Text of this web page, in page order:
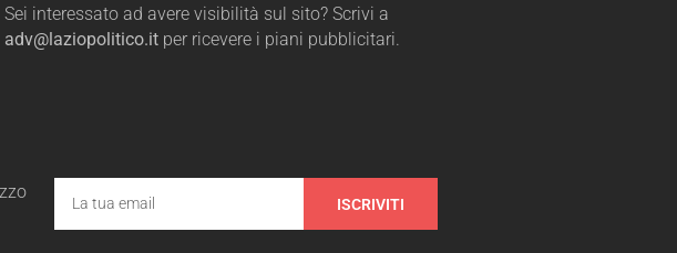
Sei interessato ad avere visibilità sul sito? Scrivi a
adv@laziopolitico.it per ricevere i piani pubblicitari.
ISCRIVITI